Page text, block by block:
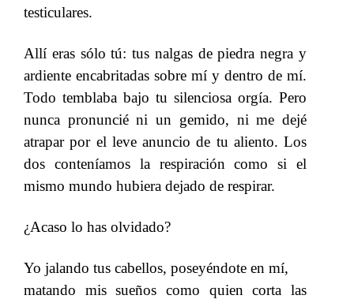
testiculares.
Allí eras sólo tú: tus nalgas de piedra negra y
ardiente encabritadas sobre mí y dentro de mí.
Todo temblaba bajo tu silenciosa orgía. Pero
nunca pronuncié ni un gemido, ni me dejé
atrapar por el leve anuncio de tu aliento. Los
dos conteníamos la respiración como si el
mismo mundo hubiera dejado de respirar.
¿Acaso lo has olvidado?
Yo jalando tus cabellos, poseyéndote en mí,
matando mis sueños como quien corta las